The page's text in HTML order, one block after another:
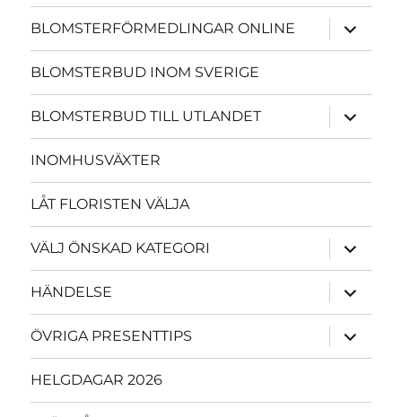
BLOMSTERFÖRMEDLINGAR ONLINE
BLOMSTERBUD INOM SVERIGE
BLOMSTERBUD TILL UTLANDET
INOMHUSVÄXTER
LÅT FLORISTEN VÄLJA
VÄLJ ÖNSKAD KATEGORI
HÄNDELSE
ÖVRIGA PRESENTTIPS
HELGDAGAR 2026